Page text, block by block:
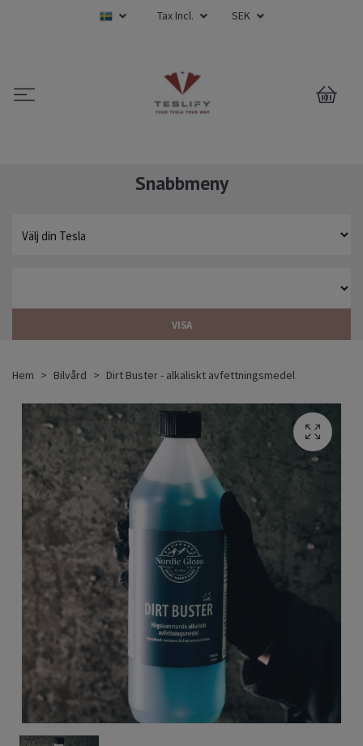
Tax Incl. SEK
0
Snabbmeny
VISA
Hem Bilvård Dirt Buster - alkaliskt avfettningsmedel